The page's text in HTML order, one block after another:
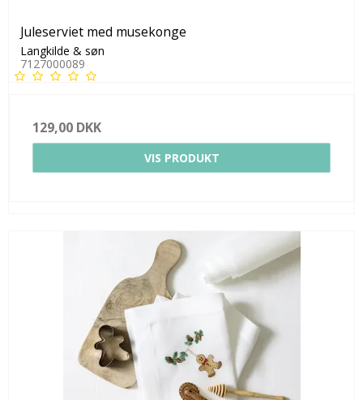
Juleserviet med musekonge
Langkilde & søn
7127000089
129,00 DKK
VIS PRODUKT